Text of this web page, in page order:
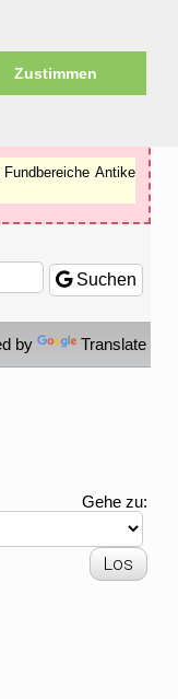
Zustimmen
Antike
Suchen
by Translate
Gehe zu: